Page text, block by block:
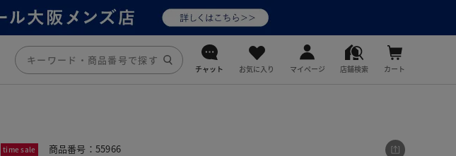
チャット お気に入り マイページ 店舗検索 カート
time sale 商品番号：55966